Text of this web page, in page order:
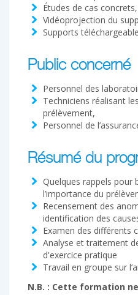
Études de cas concrets,
Vidéoprojection du
Supports
Public concerné
Personnel des
Techniciens réalisant
prélèvement,
Personnel de
Résumé du
Quelques rappels pour
l’importance du
Recensement des
identification des
Examen des différents
Analyse et traitement
d'exercice pratique
Travail en groupe sur
N.B. : Cette formation